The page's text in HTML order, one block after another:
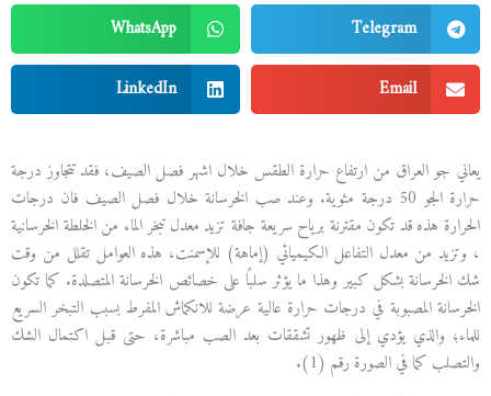
Telegram
WhatsApp
Email
LinkedIn
يعاني جو العراق من ارتفاع حرارة الطقس خلال اشهر فصل الصيف، فقد تتجاوز درجة
حرارة الجو 50 درجة مئوية. وعند صب الخرسانة خلال فصل الصيف فان درجات
الحرارة هذه قد تكون مقترنة برياح سريعة جافة تزيد معدل تبخر الماء من الخلطة الخرسانية
، وتزيد من معدل التفاعل الكيميائي (إماهة) للإسمنت، هذه العوامل تقلل من وقت
شك الخرسانة بشكل كبير وهذا ما يؤثر سلبًا على خصائص الخرسانة المتصلدة. كما تكون
الخرسانة المصبوبة في درجات حرارة عالية عرضة للانكماش المفرط بسبب التبخر السريع
للماء؛ والذي يؤدي إلى ظهور تشققات بعد الصب مباشرة، حتى قبل اكتمال الشك
والتصلب كما في الصورة رقم (1).